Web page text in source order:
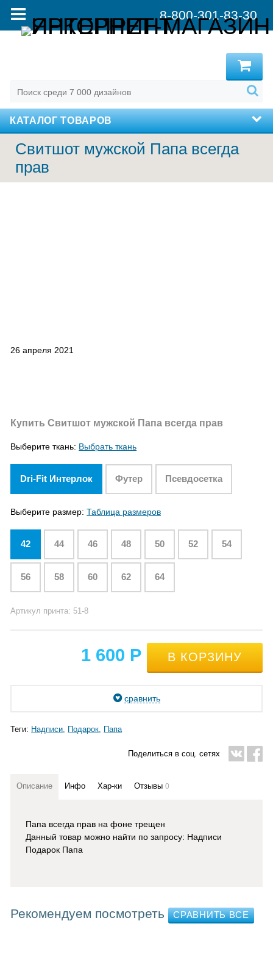
8-800-301-83-30
КАТАЛОГ ТОВАРОВ
Свитшот мужской Папа всегда
прав
26 апреля 2021
Купить Свитшот мужской Папа всегда прав
Выберите ткань: Выбрать ткань
Dri-Fit Интерлок Футер Псевдосетка
Выберите размер:Таблица размеров
42 44 46 48 50 52 54
56 58 60 62 64
Артикул принта: 51-8
1 600 Р
сравнить
Теги: Надписи Подарок Папа
Поделиться в соц. сетях
Описание Инфо Хар-ки Отзывы0
Папа всегда прав на фоне трещен
Данный товар можно найти по запросу: Надписи
Подарок Папа
Рекомендуем посмотреть